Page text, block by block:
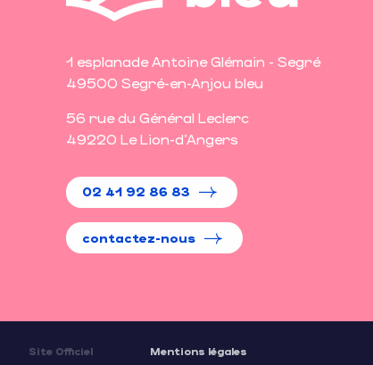
1 esplanade Antoine Glémain - Segré
49500 Segré-en-Anjou bleu
56 rue du Général Leclerc
49220 Le Lion-d'Angers
02 41 92 86 83
contactez-nous
Site Officiel Mentions légales